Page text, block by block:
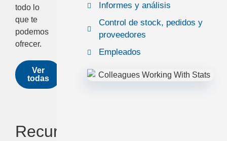
todo lo
que te
podemos
ofrecer.
Ver
todas
Informes y análisis
Control de stock, pedidos y
proveedores
Empleados
Recursos